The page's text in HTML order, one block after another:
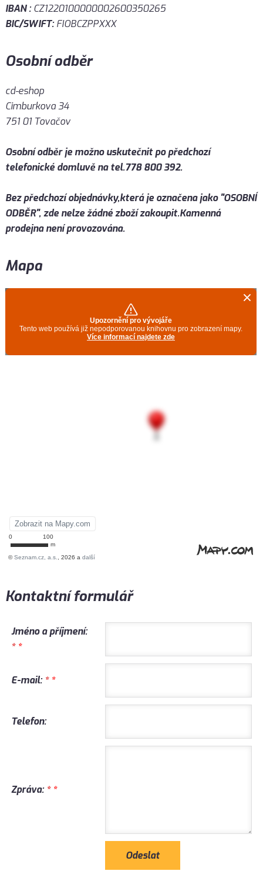
IBAN :CZ1220100000002600350265
BIC/SWIFT:FIOBCZPPXXX
Osobní odběr
cd-eshop
Cimburkova 34
751 01 Tovačov
Osobní odběr je možno uskutečnit po předchozí
telefonické domluvě na tel.778 800 392.
Bez předchozí objednávky,která je označena jako "OSOBNÍ
ODBĚR", zde nelzežádné zboží zakoupit.Kamenná
prodejna není provozována.
Mapa
Kontaktní formulář
Jméno a příjmení:
*
E-mail: *
Telefon:
Zpráva: *